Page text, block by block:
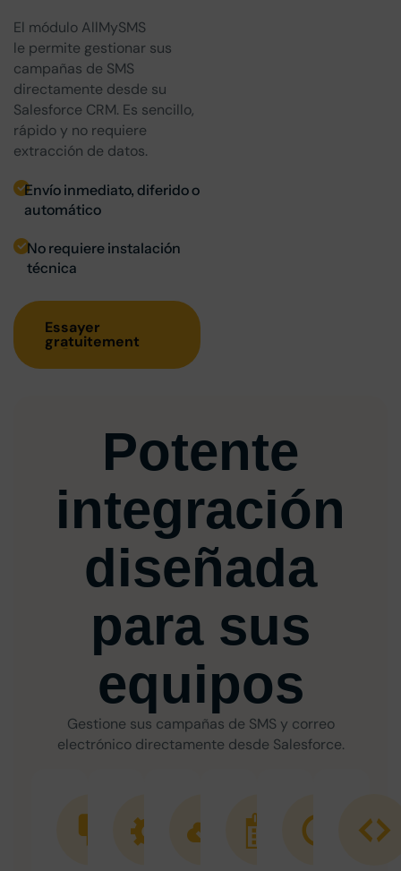
El módulo AllMySMS
le permite gestionar sus
campañas de SMS
directamente desde su
Salesforce CRM. Es sencillo,
rápido y no requiere
extracción de datos.
Envío inmediato, diferido o
automático
No requiere instalación
técnica
Essayer
gratuitement
Potente
integración
diseñada
para sus
equipos
Gestione sus campañas de SMS y correo
electrónico directamente desde Salesforce.